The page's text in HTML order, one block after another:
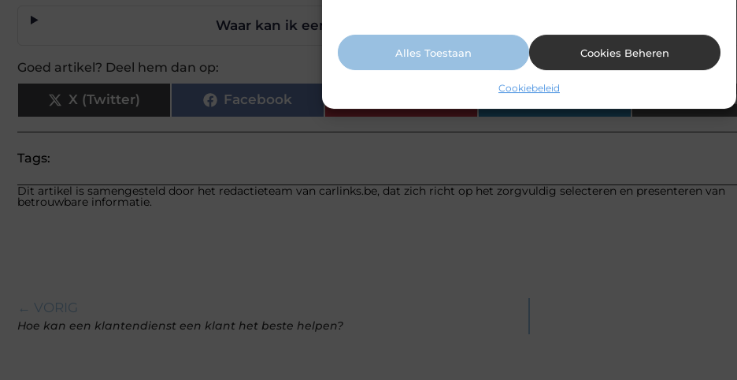
Alles Toestaan Cookies Beheren
Cookiebeleid
Waar kan ik een mooi en betaalbaar horloge kopen?
Goed artikel? Deel hem dan op:
X (Twitter) Facebook Email
Tags:
Dit artikel is samengesteld door het redactieteam van carlinks.be, dat zich richt op het zorgvuldig selecteren en presenteren van
betrouwbare informatie.
← VORIG
Hoe kan een klantendienst een klant het beste helpen?